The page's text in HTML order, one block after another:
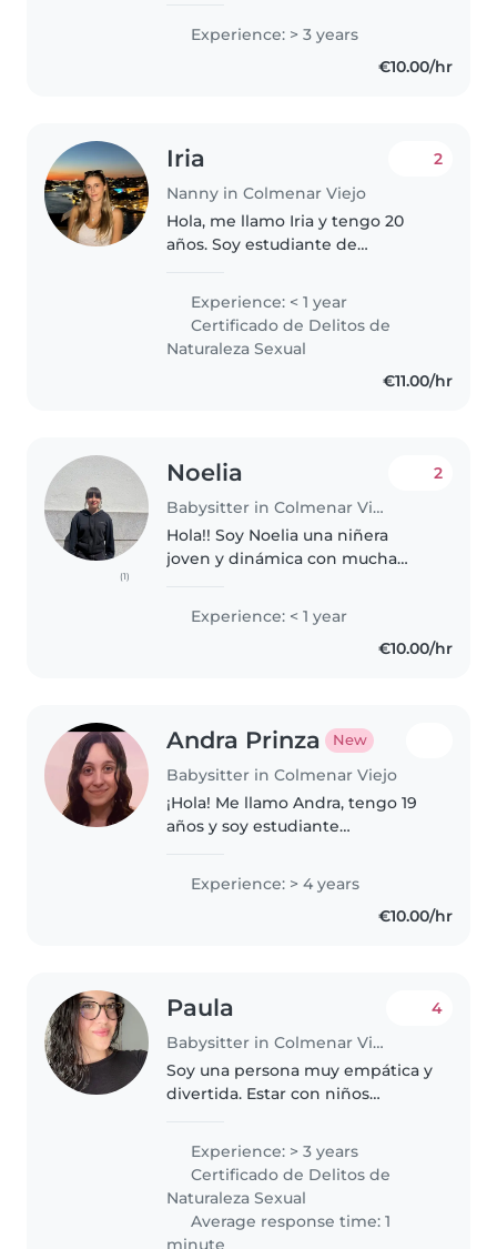
encanta leerles, enseñarles
idiomas y hacer manualidades.
Me adapto fácilmente y me
Experience: > 3 years
€10.00/hr
Iria
Nanny in Colmenar Viejo
2
Hola, me llamo Iria y tengo 20
años. Soy estudiante de
considero una persona
responsable, creativa y con
muchas ganas de aprender. Me
encanta dibujar..
Experience: < 1 year
Certificado de Delitos de
Naturaleza Sexual
€11.00/hr
(1)
Noelia
Babysitter in Colmenar Viejo
2
Hola!! Soy Noelia una niñera
joven y dinámica con mucha
hijos. Tengo experiencia en
cuidado de niños y muchas
ganas de aprender,me encantan
Experience: < 1 year
€10.00/hr
Andra Prinza New
Babysitter in Colmenar Viejo
¡Hola! Me llamo Andra, tengo 19
años y soy estudiante
mis hermanos desde los 10 años
y de otros niños desde los 13-14,
Experience: > 4 years
€10.00/hr
Paula
Babysitter in Colmenar Viejo
4
Soy una persona muy empática y
divertida. Estar con niños
dar mucho de mi y sacar muchas
cosas buenos de ellos/as. Tengo 3
años..
Experience: > 3 years
Certificado de Delitos de
Naturaleza Sexual
Average response time: 1
minute